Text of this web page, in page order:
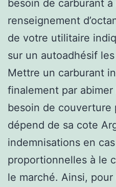
besoin de carburant
renseignement
de votre utilitaire
sur un autoadhésif
Mettre un carburant
finalement par
besoin de couverture
dépend de sa cote
indemnisations en
proportionnelles à le
le marché. Ainsi,